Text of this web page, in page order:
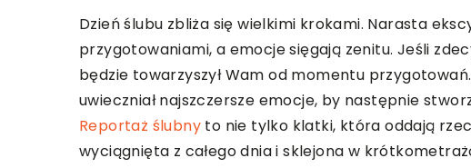
Dzień ślubu zbliża się wielkimi krokami. Narasta
przygotowaniami, a emocje sięgają zenitu. Jeśli
będzie towarzyszył Wam od momentu
uwieczniał najszczersze emocje, by następnie
Reportaż ślubny to nie tylko klatki, która oddają
wyciągnięta z całego dnia i sklejona w